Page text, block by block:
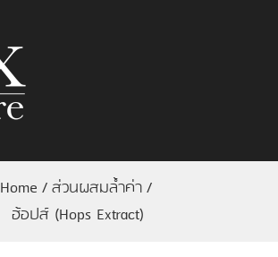
Home /ส่วนผสมล้ำค่า/
ฮ้อปส์ (Hops Extract)